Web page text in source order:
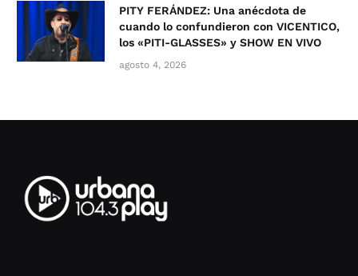
PITY FERÁNDEZ: Una anécdota de
cuando lo confundieron con VICENTICO,
los «PITI-GLASSES» y SHOW EN VIVO
agosto 4, 2026